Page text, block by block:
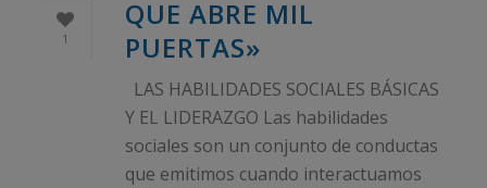
1
QUE ABRE MIL
PUERTAS»
LAS HABILIDADES SOCIALES BÁSICAS
Y EL LIDERAZGO Las habilidades
sociales son un conjunto de conductas
que emitimos cuando interactuamos